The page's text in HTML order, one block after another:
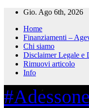
Salta
contenuto
Gio. Ago 6th, 2026
Home
Finanziamenti –
Chi siamo
Disclaimer Legale e
Rimuovi articolo
Info